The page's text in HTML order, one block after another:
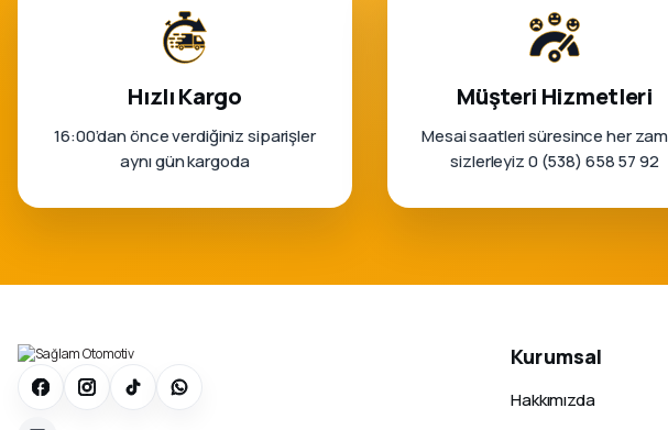
Hızlı Kargo
16:00’dan önce verdiğiniz siparişler
aynı gün kargoda
Müşteri Hizmetleri
Mesai saatleri süresince her
sizlerleyiz 0 (538) 658 57 92
Kurumsal
Hakkımızda